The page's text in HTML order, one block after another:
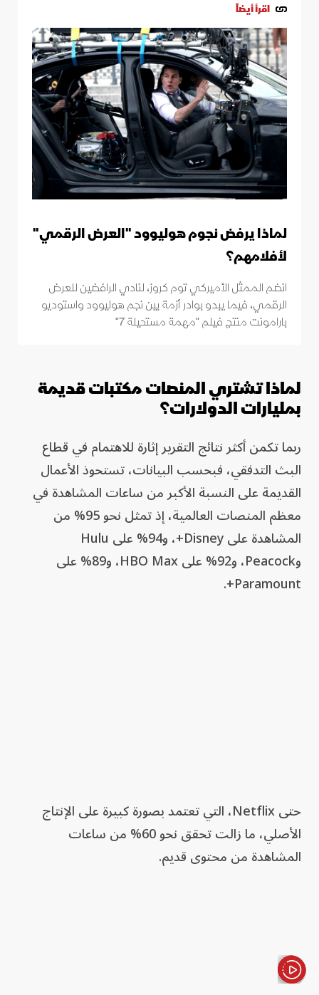
اقرأ أيضاً
لماذا يرفض نجوم هوليوود "العرض الرقمي"
لأفلامهم؟
انضم الممثل الأميركي توم كروز، لنادي الرافضين للعرض
الرقمي، فيما يبدو بوادر أزمة بين نجم هوليوود واستوديو
بارامونت منتج فيلم "مهمة مستحيلة 7"
لماذا تشتري المنصات مكتبات قديمة
بمليارات الدولارات؟
ربما تكمن أكثر نتائج التقرير إثارة للاهتمام في قطاع
البث التدفقي، فبحسب البيانات، تستحوذ الأعمال
القديمة على النسبة الأكبر من ساعات المشاهدة في
معظم المنصات العالمية، إذ تمثل نحو 95% من
المشاهدة على Disney+، و94% على Hulu
وPeacock، و92% على HBO Max، و89% على
Paramount+.
حتى Netflix، التي تعتمد بصورة كبيرة على الإنتاج
الأصلي، ما زالت تحقق نحو 60% من ساعات
المشاهدة من محتوى قديم.